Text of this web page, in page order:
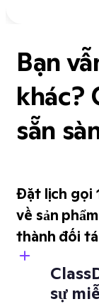
Bạn
khác?
sẵn
Đặt lịch gọi
về sản
thành đối
sự